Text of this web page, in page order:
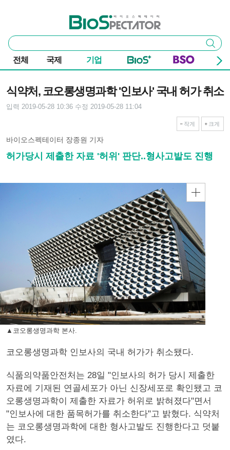
바이오스펙테이터
통
합
검
색
검색
전체 국제 기업
식약처, 코오롱생명과학 '인보사' 국내 허가 취소
입력 2019-05-28 10:36 수정 2019-05-28 11:04
작게 크게
바이오스펙테이터 장종원 기자
허가당시 제출한 자료 '허위' 판단..형사고발도 진행
▲코오롱생명과학 본사.
코오롱생명과학 인보사의 국내 허가가 취소됐다.
식품의약품안전처는 28일 "인보사의 허가 당시 제출한
자료에 기재된 연골세포가 아닌 신장세포로 확인됐고 코
오롱생명과학이 제출한 자료가 허위로 밝혀졌다"면서
"인보사에 대한 품목허가를 취소한다"고 밝혔다. 식약처
는 코오롱생명과학에 대한 형사고발도 진행한다고 덧붙
였다.